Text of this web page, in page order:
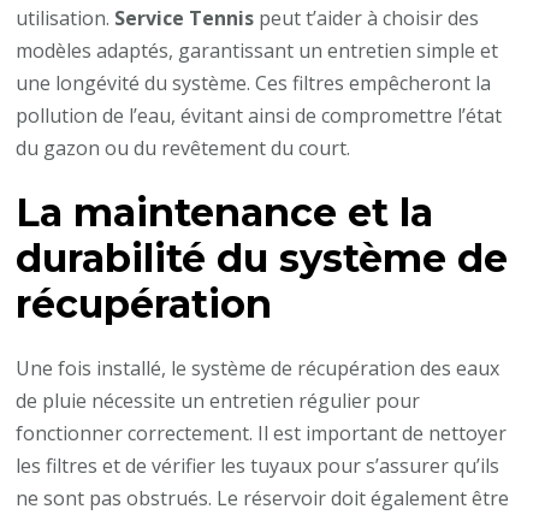
utilisation. Service Tennis peut t’aider à choisir des
modèles adaptés, garantissant un entretien simple et
une longévité du système. Ces filtres empêcheront la
pollution de l’eau, évitant ainsi de compromettre l’état
du gazon ou du revêtement du court.
La maintenance et la
durabilité du système de
récupération
Une fois installé, le système de récupération des eaux
de pluie nécessite un entretien régulier pour
fonctionner correctement. Il est important de nettoyer
les filtres et de vérifier les tuyaux pour s’assurer qu’ils
ne sont pas obstrués. Le réservoir doit également être